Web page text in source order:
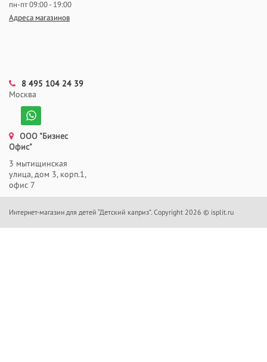
пн-пт 09:00 - 19:00
Адреса магазинов
8 495 104 24 39
Москва
ООО "Бизнес
Офис"
3 мытищинская
улица, дом 3, корп.1,
офис 7
Интернет-магазин для детей “Детский каприз”. Copyright 2026 © isplit.ru